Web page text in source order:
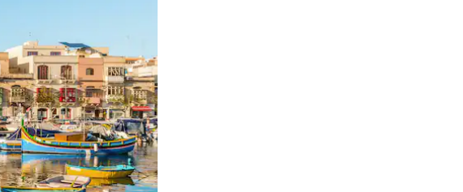
óf door te tikken of swipen.